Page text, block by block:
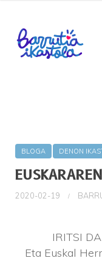
BLOGA DENON
2020-02-19
IRITSI
Eta Euskal